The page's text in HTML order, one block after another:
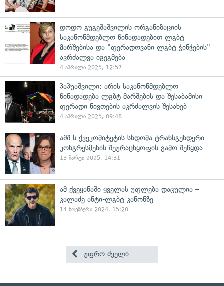
დოდო გუგეშაშვილის ორგანიზაციის
საკანონმდებლო წინადადებით ლგბტ
მარშებისა და "ფერადოვანი ლგბტ ჭინჭების"
აკრძალვა იგეგმება
4 აპრილი 2025, 12:57
პაპუაშვილი: არის საკანონმდებლო
წინადადება ლგბტ მარშების და შესაბამისი
ფერადი ნივთების აკრძალვის შესახებ
4 აპრილი 2025, 09:48
აშშ-ს ქვეკომიტეტის სხდომა ტრანსგენდერი
კონგრესმენის შეურაცხყოფის გამო შეწყდა
13 მარტი 2025, 14:31
ამ ქვეყანაში ყველას უფლება დაცულია –
კალაძე ანტი-ლგბტ კანონზე
14 ნოემბერი 2024, 15:20
უფრო ძველი